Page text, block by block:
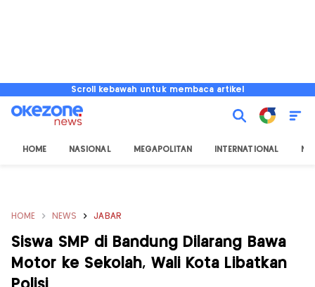
Scroll kebawah untuk membaca artikel
HOME NASIONAL MEGAPOLITAN INTERNATIONAL
HOME NEWS JABAR
Siswa SMP di Bandung Dilarang Bawa
Motor ke Sekolah, Wali Kota Libatkan